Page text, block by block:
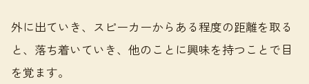
外に出ていき、スピーカーからある程度の距離を取る
と、落ち着いていき、他のことに興味を持つことで目
を覚ます。